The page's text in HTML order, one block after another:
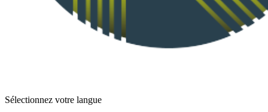
Sélectionnez votre langue